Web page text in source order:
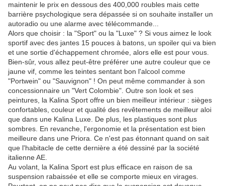
maintenir le prix en dessous des 400,000 roubles mais cette
barrière psychologique sera dépassée si on souhaite installer un
autoradio ou une alarme avec télécommande...
Alors que choisir : la "Sport" ou la "Luxe" ? Si vous aimez le look
sportif avec des jantes 15 pouces à batons, un spoiler qui va bien
et une sortie d'échappement chromée, alors elle est pour vous.
Bien-sûr, vous allez peut-être préférer une autre couleur que ce
jaune vif, comme les teintes sentant bon l'alcool comme
"Portwein" ou "Sauvignon" ! On peut même commander à son
concessionnaire un "Vert Colombie". Outre son look et ses
peintures, la Kalina Sport offre un bien meilleur intérieur : sièges
confortables, couleur et qualité des revêtements de meilleur aloi
que dans une Kalina Luxe. De plus, les plastiques sont plus
sombres. En revanche, l'ergonomie et la présentation est bien
meilleure dans une Priora. Ce n'est pas étonnant quand on sait
que l'habitacle de cette dernière a été dessiné par la société
italienne AE.
Au volant, la Kalina Sport est plus efficace en raison de sa
suspension rabaissée et elle se comporte mieux en virages.